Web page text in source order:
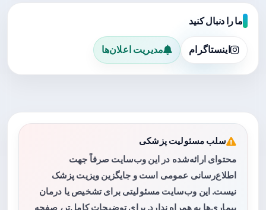
ما را دنبال کنید
اینستاگرام مدیریت اعلان‌ها
سلب مسئولیت پزشکی
محتوای ارائه‌شده در این وب‌سایت صرفاً جهت
اطلاع‌رسانی عمومی است و جایگزین ویزیت پزشک
نیست. این وب‌سایت مسئولیتی برای تشخیص یا درمان
بیماری‌ها به همراه ندارد. برای توضیحات کامل‌تر، صفحه